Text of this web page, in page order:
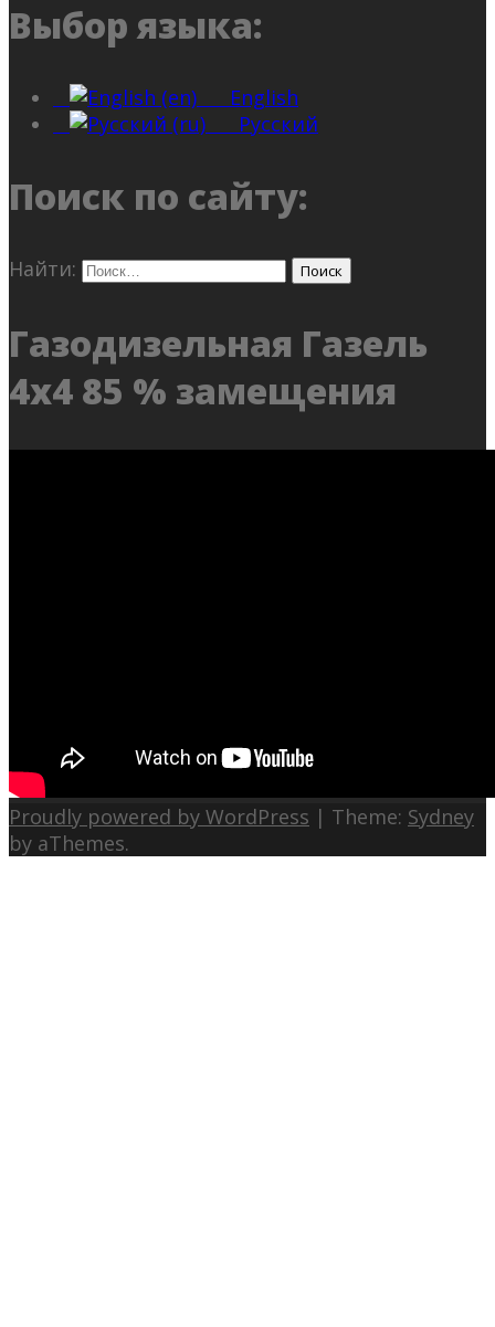
Выбор языка:
English
Русский
Поиск по сайту:
Найти:
Газодизельная Газель
4х4 85 % замещения
Proudly powered by WordPress | Theme: Sydney
by aThemes.